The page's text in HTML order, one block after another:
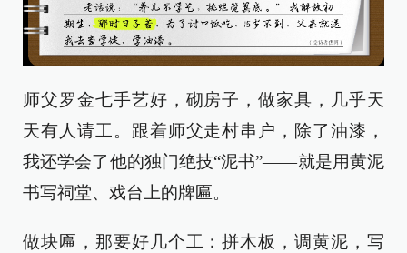
师父罗金七手艺好，砌房子，做家具，几乎天
天有人请工。跟着师父走村串户，除了油漆，
我还学会了他的独门绝技“泥书”——就是用黄泥
书写祠堂、戏台上的牌匾。
做块匾，那要好几个工：拼木板，调黄泥，写